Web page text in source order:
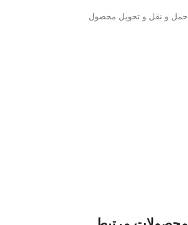
حمل و نقل و تحویل محصول